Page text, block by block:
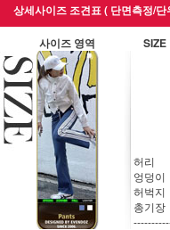
상세사이즈 조견표 ( 단면측정/
사이즈 영역 SIZE
허리
엉덩이
허벅지
총기장